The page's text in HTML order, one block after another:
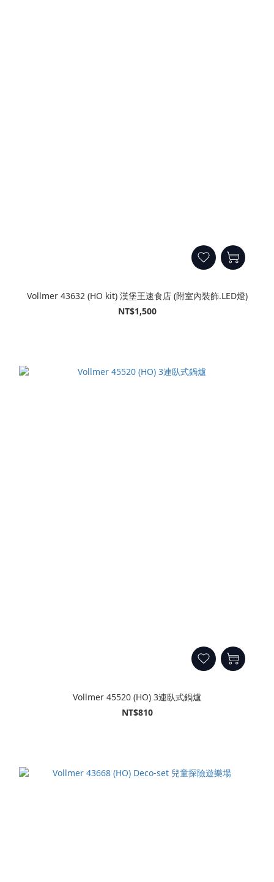
Vollmer 43632 (HO kit) 漢堡王速食店 (附室內裝飾.LED燈)
NT$1,500
Vollmer 45520 (HO) 3連臥式鍋爐
NT$810